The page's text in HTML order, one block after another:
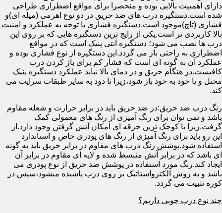
دارای اهمییت بالایی بوده و منحصرا برای مواقع اضطراری طراحی
شده است.دستگیره درب های ضد حریق در دو نوع اهرمی (میله ای)و
فشاری (تاچ)موجود است.دستگیره فشاری با توجه به عملکرد و امنیت
بالا کاربردی تر است.یکی از رایج ترین دستگیره هایی که بر روی این
درب ها نصب می شود؛ دستگیره آنتی پنیک است که در مواقع
اضطراری به راحتی باز می گردد.این دستگیره از نوع فشاری بوده و
عملکرد آن به گونه ای است که فشار کم برای باز کردن درب
کافیست.در هنگام حریق و در دمای بالا نباید عملکرد دستگیره پنیک
مختل و یا خود به خود باز شود،زیرا تا دود به سایر طبقات سرایت می
کند.
رنگ درب ضد حریق:در ضد حریق باید در برابر حرارت و شعله مقاوم
باشد و نمی توان برای رنگ آمیزی از رنگ های معمولی کمک
گرفت.زیرا با کوچک ترین جرقه ای امکان آتش گرفتن وجود دارد.از
این رو باید برای رنگ آمیزی از رنگ های پودری خاص و استاندارد
استفاده شود.پوشش رنگ درب های مقاوم در برابر حریق باید به گونه
ای باشد که در برابر آتش منبسط شده و لایه ای مقاوم در برابر آن
ایجاد کند.رنگ مورد استفاده در پوشش ضد حریق از نوع پودری می
باشد و به روش الکترواستاتیک بر روی درب پاشیده میشود،سپس در
کوره تثبیت می گردد.
چند نوع درب چوبی داریم؟